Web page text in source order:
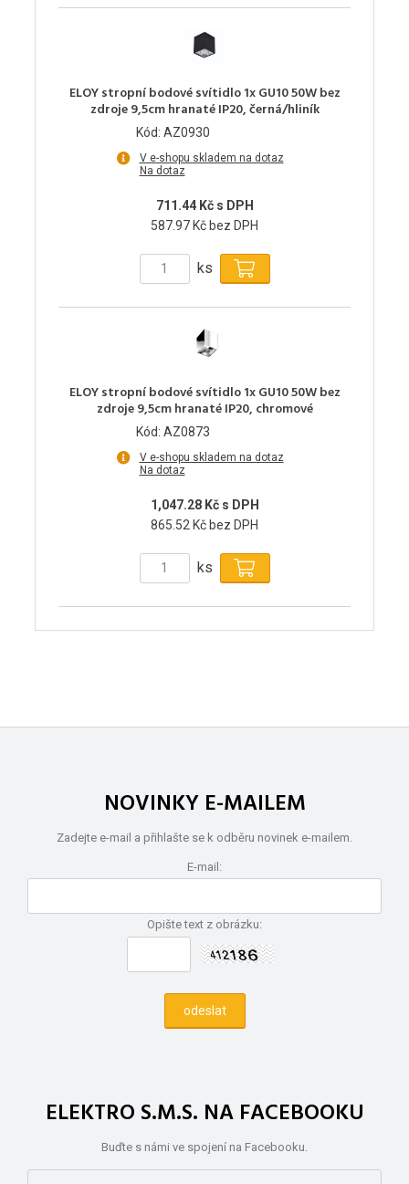
ELOY stropní bodové svítidlo 1x GU10 50W bez
zdroje 9,5cm hranaté IP20, černá/hliník
Kód: AZ0930
V e-shopu skladem na dotaz
Na dotaz
711.44 Kč s DPH
587.97 Kč bez DPH
ks
ELOY stropní bodové svítidlo 1x GU10 50W bez
zdroje 9,5cm hranaté IP20, chromové
Kód: AZ0873
V e-shopu skladem na dotaz
Na dotaz
1,047.28 Kč s DPH
865.52 Kč bez DPH
ks
NOVINKY E-MAILEM
Zadejte e-mail a přihlašte se k odběru novinek e-mailem.
E-mail:
Opište text z obrázku:
ELEKTRO S.M.S. NA FACEBOOKU
Buďte s námi ve spojení na Facebooku.